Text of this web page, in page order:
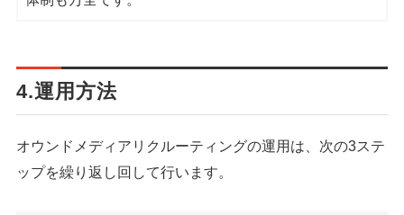
4.運用方法
オウンドメディアリクルーティングの運用は、次の3ステ
ップを繰り返し回して行います。